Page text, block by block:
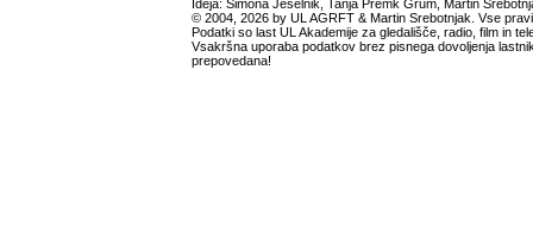
Ideja: Simona Ješelnik, Tanja Premk Grum, Martin
© 2004, 2026 by UL AGRFT & Martin Srebotnjak. Vse
Podatki so last UL Akademije za gledališče, radio, film in
Vsakršna uporaba podatkov brez pisnega dovoljenja
prepovedana!